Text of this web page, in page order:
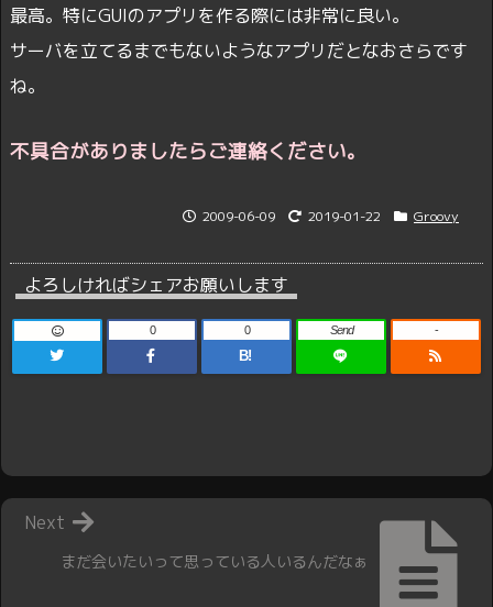
最高。特にGUIのアプリを作る際には非常に良い。
サーバを立てるまでもないようなアプリだとなおさらです
ね。
不具合がありましたらご連絡ください。
2009-06-09 2019-01-22 Groovy
よろしければシェアお願いします
0
B!
0 Send -
まだ会いたいって思っている人いるんだなぁ
Next